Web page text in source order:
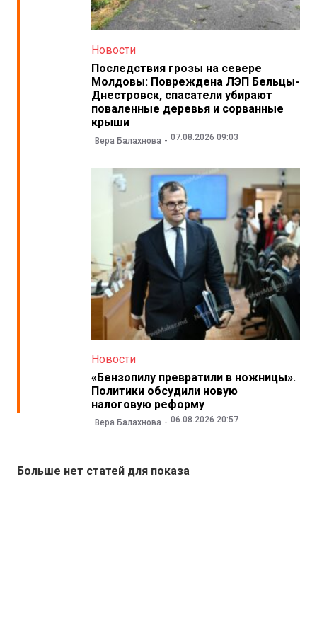
Новости
Последствия грозы на севере
Молдовы: Повреждена ЛЭП Бельцы-
Днестровск, спасатели убирают
поваленные деревья и сорванные
крыши
Вера Балахнова 07.08.2026 09:03
Новости
«Бензопилу превратили в ножницы».
Политики обсудили новую
налоговую реформу
Вера Балахнова 06.08.2026 20:57
Больше нет статей для показа